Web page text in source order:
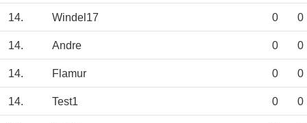
14. Windel17 0 0
14. Andre 0 0
14. Flamur 0 0
14. Test1 0 0